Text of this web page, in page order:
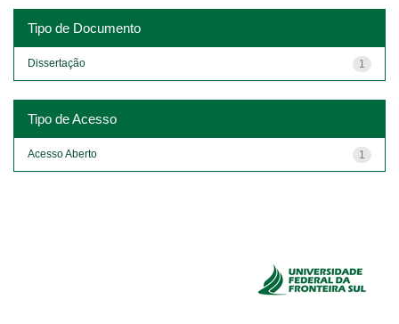
Tipo de Documento
1
Dissertação
Tipo de Acesso
1
Acesso Aberto